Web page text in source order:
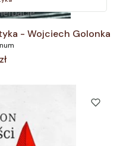
- Wojciech Golonka